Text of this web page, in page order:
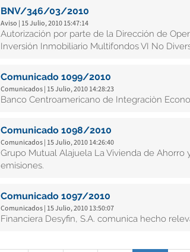
BNV/346/03/2010
Aviso | 15 Julio, 2010 15:47:14
Autorización por parte de la Dirección de
Inversión Inmobiliario Multifondos VI No
Comunicado 1099/2010
Comunicados | 15 Julio, 2010 14:28:23
Banco Centroamericano de Integraciòn
Comunicado 1098/2010
Comunicados | 15 Julio, 2010 14:26:40
Grupo Mutual Alajuela La Vivienda de
emisiones.
Comunicado 1097/2010
Comunicados | 15 Julio, 2010 13:50:07
Financiera Desyfin, S.A. comunica hecho